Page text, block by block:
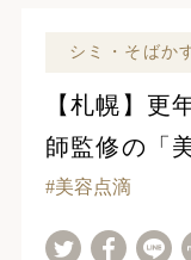
シミ・そばか
【札幌】更
師監修の「
美容点滴